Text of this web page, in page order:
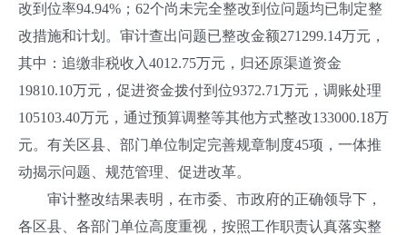
改到位率94.94%；62个尚未完全整改到位问题均已制定整
改措施和计划。审计查出问题已整改金额271299.14万元，
其中：追缴非税收入4012.75万元，归还原渠道资金
19810.10万元，促进资金拨付到位9372.71万元，调账处理
105103.40万元，通过预算调整等其他方式整改133000.18万
元。有关区县、部门单位制定完善规章制度45项，一体推
动揭示问题、规范管理、促进改革。
审计整改结果表明，在市委、市政府的正确领导下，
各区县、各部门单位高度重视，按照工作职责认真落实整